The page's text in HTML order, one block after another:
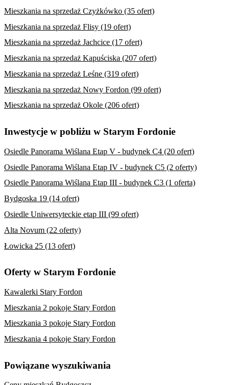
Mieszkania na sprzedaż Czyżkówko (35 ofert)
Mieszkania na sprzedaż Flisy (19 ofert)
Mieszkania na sprzedaż Jachcice (17 ofert)
Mieszkania na sprzedaż Kapuściska (207 ofert)
Mieszkania na sprzedaż Leśne (319 ofert)
Mieszkania na sprzedaż Nowy Fordon (99 ofert)
Mieszkania na sprzedaż Okole (206 ofert)
Inwestycje w pobliżu w Starym Fordonie
Osiedle Panorama Wiślana Etap V - budynek C4 (20 ofert)
Osiedle Panorama Wiślana Etap IV - budynek C5 (2 oferty)
Osiedle Panorama Wiślana Etap III - budynek C3 (1 oferta)
Bydgoska 19 (14 ofert)
Osiedle Uniwersyteckie etap III (99 ofert)
Alta Novum (22 oferty)
Łowicka 25 (13 ofert)
Oferty w Starym Fordonie
Kawalerki Stary Fordon
Mieszkania 2 pokoje Stary Fordon
Mieszkania 3 pokoje Stary Fordon
Mieszkania 4 pokoje Stary Fordon
Powiązane wyszukiwania